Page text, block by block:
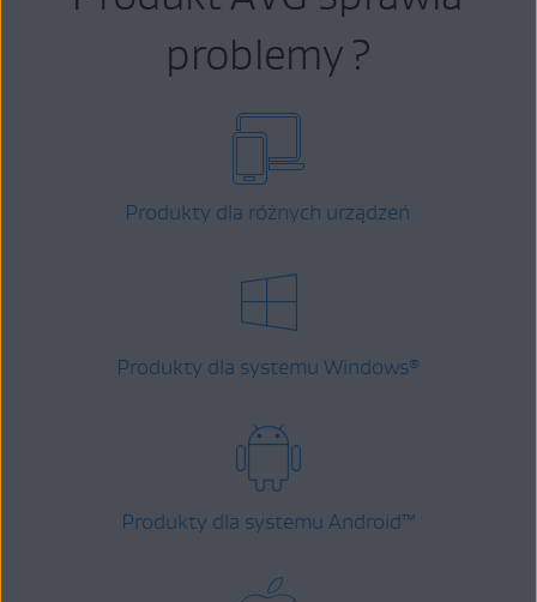
problemy ?
Produkty dla różnych urządzeń
Produkty dla systemu Windows®
Produkty dla systemu Android™